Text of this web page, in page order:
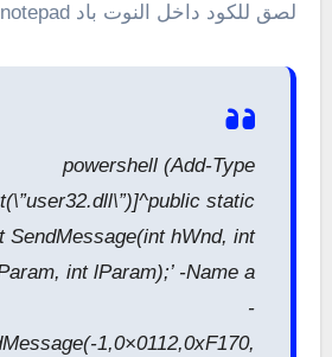
لصق للكود داخل النوت باد notepad .
powershell (Add-Type
static
SendMessage(int hWnd, int
int lParam);’ -Name a
-
1,0×0112,0xF170,